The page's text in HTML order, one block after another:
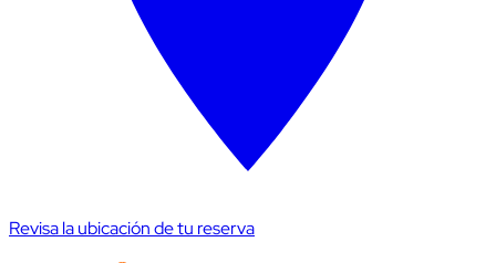
Revisa la ubicación de tu reserva